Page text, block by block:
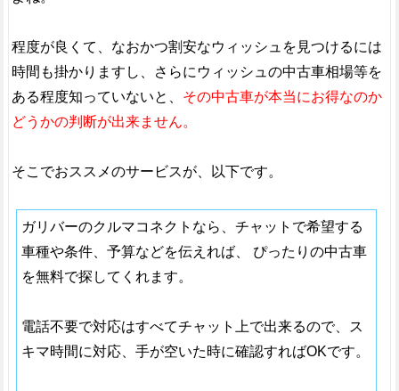
程度が良くて、なおかつ割安なウィッシュを見つけるには
時間も掛かりますし、さらにウィッシュの中古車相場等を
ある程度知っていないと、 その中古車が本当にお得なのか
どうかの判断が出来ません。
そこでおススメのサービスが、以下です。
ガリバーのクルマコネクトなら、チャットで希望する
車種や条件、予算などを伝えれば、 ぴったりの中古車
を無料で探してくれます。
電話不要で対応はすべてチャット上で出来るので、ス
キマ時間に対応、手が空いた時に確認すればOKです。